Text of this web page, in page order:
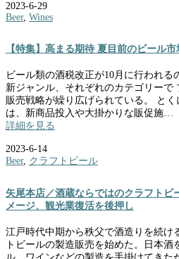
2023-6-29
Beer, Wines
【特集】高まる期待 夏目前のビール市
ビール類の酒税改正が10月に行われる
新ジャンル、それぞれのカテゴリーで
販売戦略が繰り広げられている。 と
は、新商品投入や大掛かりな販促施…
詳細を見る
2023-6-14
Beer, クラフトビール
矢尾本店／酒蔵ならではのクラフトビ
メージ、観光業復活を後押し
江戸時代中期から秩父で酒造りを続け
トビールの製造販売を始めた。日本酒